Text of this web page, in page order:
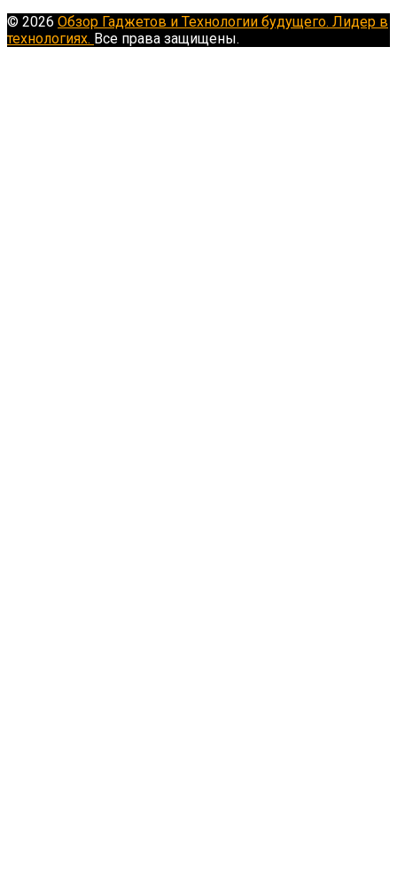
© 2026 Обзор Гаджетов и Технологии будущего. Лидер в
технологиях. Все права защищены.